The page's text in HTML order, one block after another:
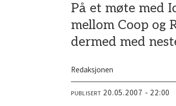
På et møte med
mellom Coop og
dermed med
Redaksjonen
PUBLISERT 20.05.2007 - 22:00